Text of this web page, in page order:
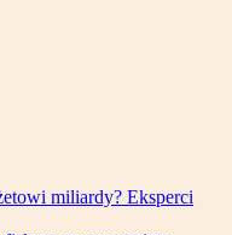
miliardy? Eksperci